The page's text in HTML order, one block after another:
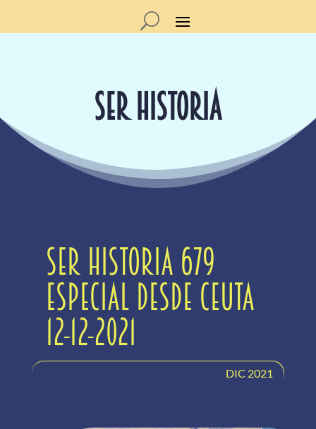
SER HISTORIA
Ser Historia 679
Especial desde Ceuta
12-12-2021
DIC 2021